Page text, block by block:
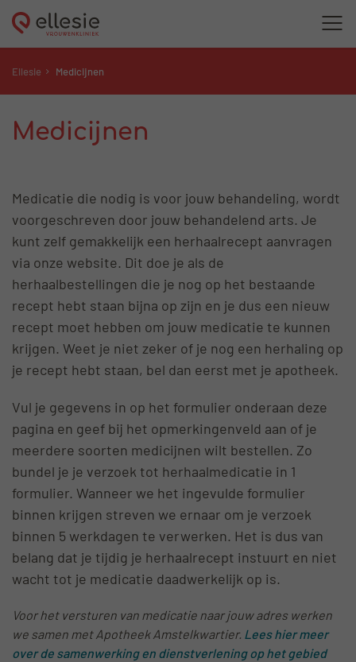
Ellesie Medicijnen
Medicijnen
Medicatie die nodig is voor jouw behandeling, wordt
voorgeschreven door jouw behandelend arts. Je
kunt zelf gemakkelijk een herhaalrecept aanvragen
via onze website. Dit doe je als de
herhaalbestellingen die je nog op het bestaande
recept hebt staan bijna op zijn en je dus een nieuw
recept moet hebben om jouw medicatie te kunnen
krijgen. Weet je niet zeker of je nog een herhaling op
je recept hebt staan, bel dan eerst met je apotheek.
Vul je gegevens in op het formulier onderaan deze
pagina en geef bij het opmerkingenveld aan of je
meerdere soorten medicijnen wilt bestellen. Zo
bundel je je verzoek tot herhaalmedicatie in 1
formulier. Wanneer we het ingevulde formulier
binnen krijgen streven we ernaar om je verzoek
binnen 5 werkdagen te verwerken. Het is dus van
belang dat je tijdig je herhaalrecept instuurt en niet
wacht tot je medicatie daadwerkelijk op is.
Voor het versturen van medicatie naar jouw adres werken
we samen met Apotheek Amstelkwartier. Lees hier meer
over de samenwerking en dienstverlening op het gebied